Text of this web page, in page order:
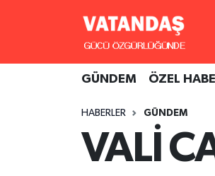
GÜNDEM ÖZEL
HABERLER GÜNDEM
VALİ
GÜNDEM
Hava Durumu
Süper Lig Puan Durumu ve
Tüm Manşetler